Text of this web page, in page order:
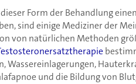
Form der Behandlung
sind einige Mediziner der
von natürlichen Methoden
Wassereinlagerungen,
und die Bildung von